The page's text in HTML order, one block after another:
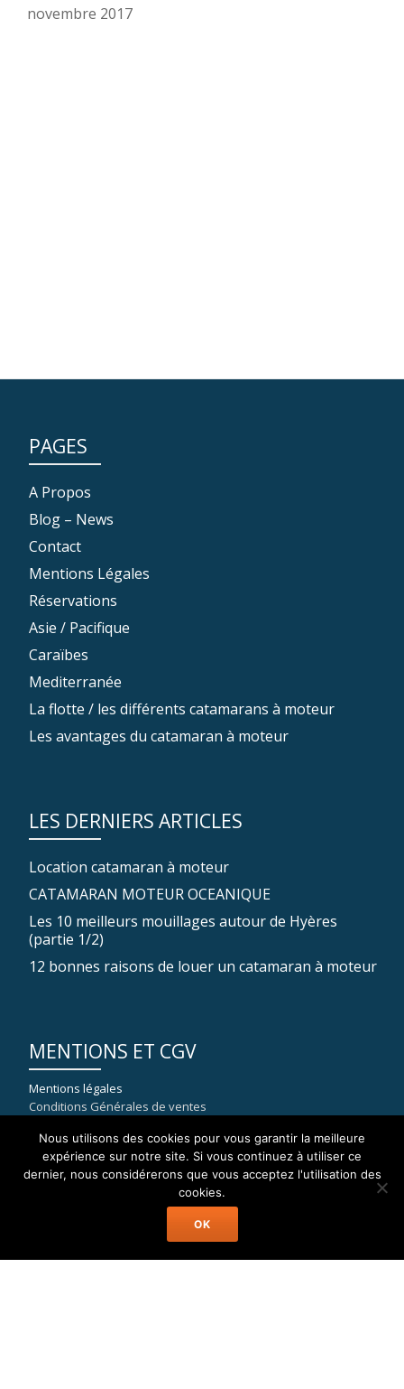
novembre 2017
PAGES
A Propos
Blog – News
Contact
Mentions Légales
Réservations
Asie / Pacifique
Caraïbes
Mediterranée
La flotte / les différents catamarans à moteur
Les avantages du catamaran à moteur
LES DERNIERS ARTICLES
Location catamaran à moteur
CATAMARAN MOTEUR OCEANIQUE
Les 10 meilleurs mouillages autour de Hyères
(partie 1/2)
12 bonnes raisons de louer un catamaran à moteur
MENTIONS ET CGV
Mentions légales
Conditions Générales de ventes
83400 HYERES
Nous utilisons des cookies pour vous garantir la meilleure
expérience sur notre site. Si vous continuez à utiliser ce
dernier, nous considérerons que vous acceptez l'utilisation des
cookies.
OK